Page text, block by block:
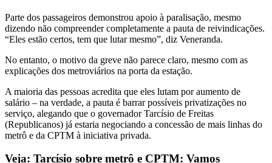
Parte dos passageiros demonstrou apoio à paralisação, mesmo
dizendo não compreender completamente a pauta de reivindicações.
“Eles estão certos, tem que lutar mesmo”, diz Veneranda.
No entanto, o motivo da greve não parece claro, mesmo com as
explicações dos metroviários na porta da estação.
A maioria das pessoas acredita que eles lutam por aumento de
salário – na verdade, a pauta é barrar possíveis privatizações no
serviço, alegando que o governador Tarcísio de Freitas
(Republicanos) já estaria negociando a concessão de mais linhas do
metrô e da CPTM à iniciativa privada.
Veja: Tarcísio sobre metrô e CPTM: Vamos